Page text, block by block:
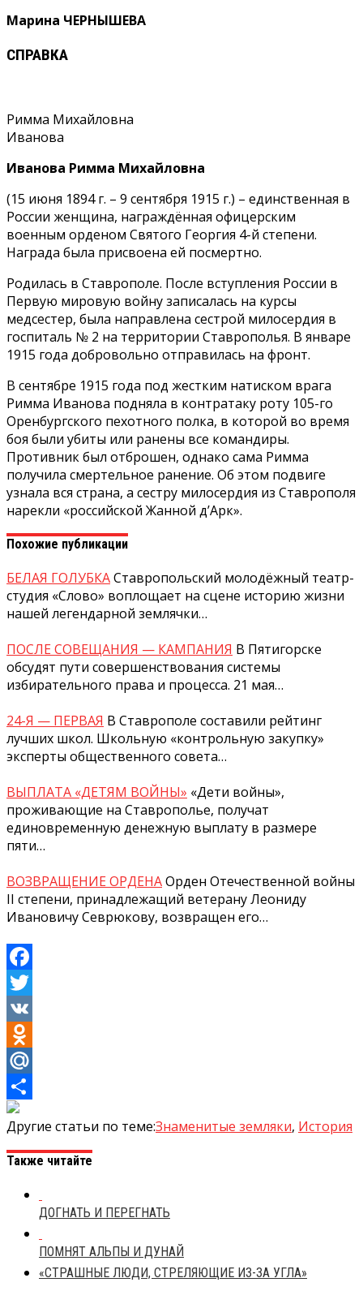
Марина ЧЕРНЫШЕВА
СПРАВКА
Римма Михайловна
Иванова
Иванова Римма Михайловна
(15 июня 1894 г. – 9 сентября 1915 г.) – единственная в
России женщина, награждённая офицерским
военным орденом Святого Георгия 4-й степени.
Награда была присвоена ей посмертно.
Родилась в Ставрополе. После вступления России в
Первую мировую войну записалась на курсы
медсестер, была направлена сестрой милосердия в
госпиталь № 2 на территории Ставрополья. В январе
1915 года добровольно отправилась на фронт.
В сентябре 1915 года под жестким натиском врага
Римма Иванова подняла в контратаку роту 105-го
Оренбургского пехотного полка, в которой во время
боя были убиты или ранены все командиры.
Противник был отброшен, однако сама Римма
получила смертельное ранение. Об этом подвиге
узнала вся страна, а сестру милосердия из Ставрополя
нарекли «российской Жанной д’Арк».
Похожие публикации
БЕЛАЯ ГОЛУБКАСтавропольский молодёжный театр-
студия «Слово» воплощает на сцене историю жизни
нашей легендарной землячки…
ПОСЛЕ СОВЕЩАНИЯ — КАМПАНИЯ В Пятигорске
обсудят пути совершенствования системы
избирательного права и процесса. 21 мая…
24-Я — ПЕРВАЯ В Ставрополе составили рейтинг
лучших школ. Школьную «контрольную закупку»
эксперты общественного совета…
ВЫПЛАТА «ДЕТЯМ ВОЙНЫ» «Дети войны»,
проживающие на Ставрополье, получат
единовременную денежную выплату в размере
пяти…
ВОЗВРАЩЕНИЕ ОРДЕНАОрден Отечественной войны
II степени, принадлежащий ветерану Леониду
Ивановичу Севрюкову, возвращен его…
Facebook
Twitter
VK
Odnoklassniki
Mail.Ru
Отправить
Другие статьи по теме:Знаменитые земляки, История
Также читайте
ДОГНАТЬ И ПЕРЕГНАТЬ
ПОМНЯТ АЛЬПЫ И ДУНАЙ
«СТРАШНЫЕ ЛЮДИ, СТРЕЛЯЮЩИЕ ИЗ-ЗА УГЛА»